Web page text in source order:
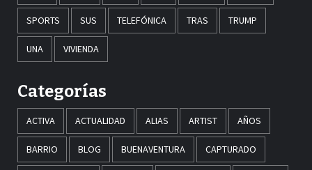
SPORTS SUS TELEFÓNICA TRAS TRUMP
UNA VIVIENDA
Categorías
ACTIVA ACTUALIDAD ALIAS ARTIST AÑOS
BARRIO BLOG BUENAVENTURA CAPTURADO